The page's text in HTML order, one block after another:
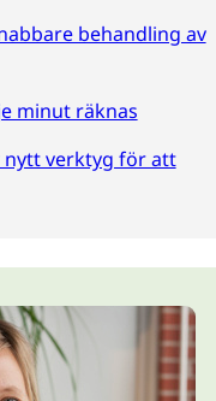
behandling av
minut räknas
verktyg för att